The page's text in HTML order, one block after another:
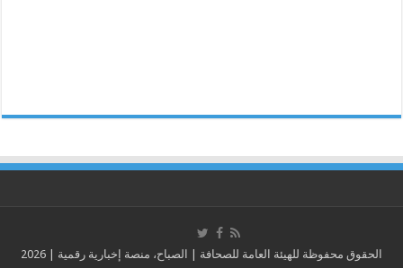
الحقوق محفوظة للهيئة العامة للصحافة | الصباح، منصة إخبارية رقمية | 2026